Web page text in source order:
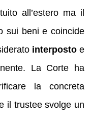
all’estero ma il
sui beni e coincide
interposto e
La Corte ha
la concreta
il trustee svolge un